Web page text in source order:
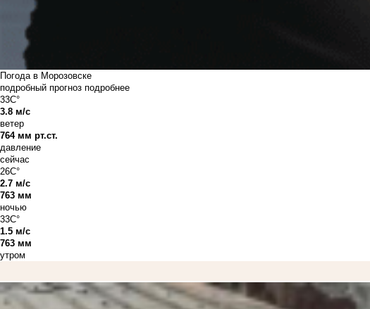
Погода в Морозовске
подробный прогноз подробнее
33C°
3.8 м/с
ветер
764 мм рт.ст.
давление
сейчас
26C°
2.7 м/с
763 мм
ночью
33C°
1.5 м/с
763 мм
утром